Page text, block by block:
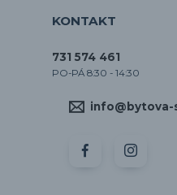
KONTAKT
731 574 461
PO-PÁ 8:30 - 14:30
info@bytova-